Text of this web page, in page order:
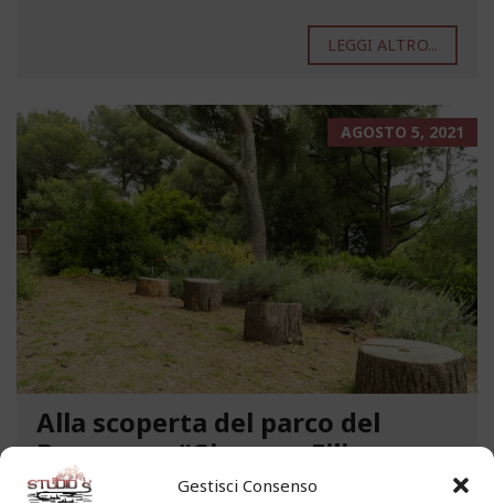
Gestisci Consenso
LEGGI ALTRO...
AGOSTO 5, 2021
Alla scoperta del parco del
Benessere “Giacomo Filippo
Novaro” a Costarainera